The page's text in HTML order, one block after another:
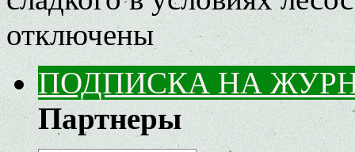
отключены
ПОДПИСКА НА
Партнеры